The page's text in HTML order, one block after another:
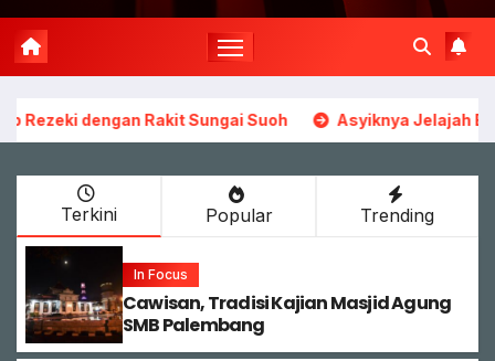
dengan Rakit Sungai Suoh Asyiknya Jelajah Bukit
Terkini Popular Trending
In Focus
Cawisan, Tradisi Kajian Masjid Agung
SMB Palembang